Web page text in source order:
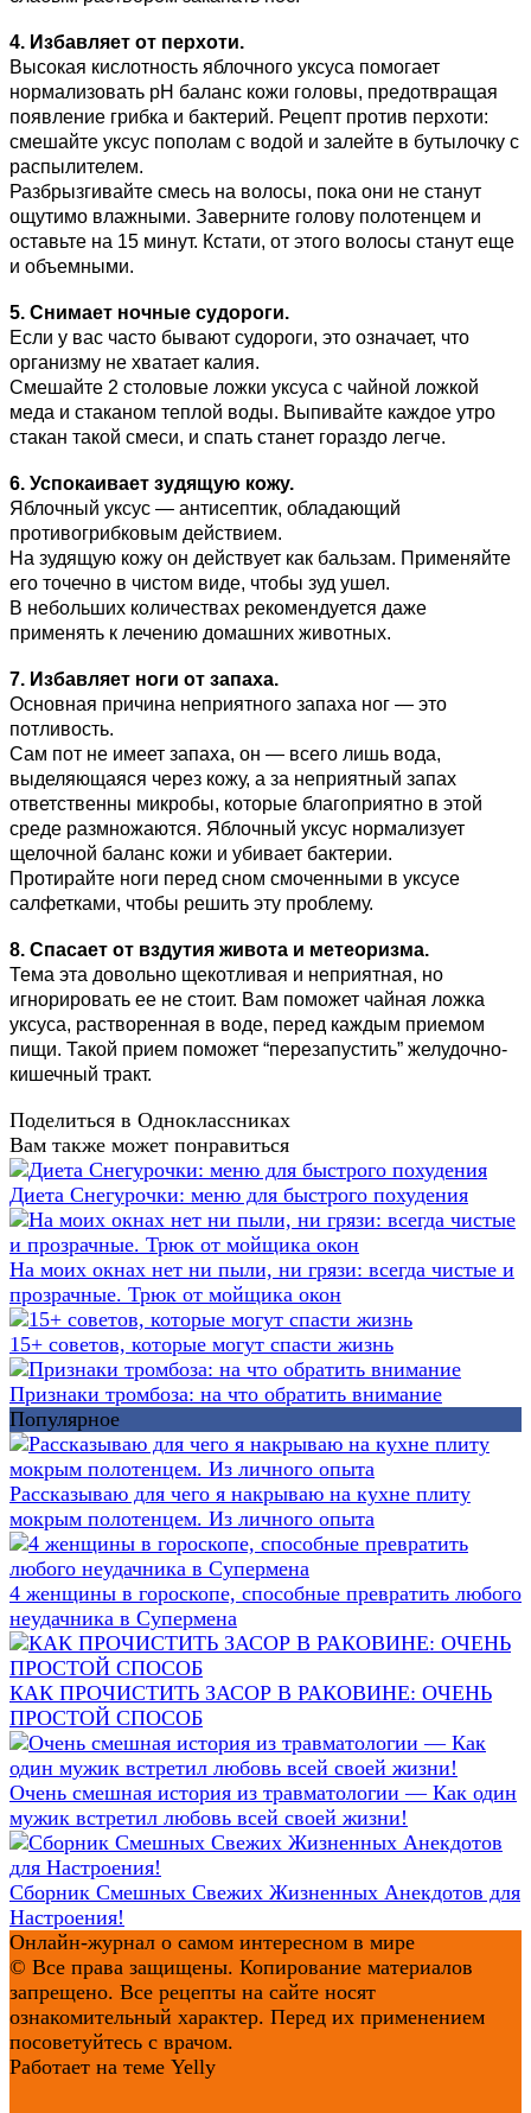
4. Избавляет от перхоти.
Высокая кислотность яблочного уксуса помогает
нормализовать pH баланс кожи головы, предотвращая
появление грибка и бактерий. Рецепт против перхоти:
смешайте уксус пополам с водой и залейте в бутылочку с
распылителем.
Разбрызгивайте смесь на волосы, пока они не станут
ощутимо влажными. Заверните голову полотенцем и
оставьте на 15 минут. Кстати, от этого волосы станут еще
и объемными.
5. Снимает ночные судороги.
Если у вас часто бывают судороги, это означает, что
организму не хватает калия.
Смешайте 2 столовые ложки уксуса с чайной ложкой
меда и стаканом теплой воды. Выпивайте каждое утро
стакан такой смеси, и спать станет гораздо легче.
6. Успокаивает зудящую кожу.
Яблочный уксус — антисептик, обладающий
противогрибковым действием.
На зудящую кожу он действует как бальзам. Применяйте
его точечно в чистом виде, чтобы зуд ушел.
В небольших количествах рекомендуется даже
применять к лечению домашних животных.
7. Избавляет ноги от запаха.
Основная причина неприятного запаха ног — это
потливость.
Сам пот не имеет запаха, он — всего лишь вода,
выделяющаяся через кожу, а за неприятный запах
ответственны микробы, которые благоприятно в этой
среде размножаются. Яблочный уксус нормализует
щелочной баланс кожи и убивает бактерии.
Протирайте ноги перед сном смоченными в уксусе
салфетками, чтобы решить эту проблему.
8. Спасает от вздутия живота и метеоризма.
Тема эта довольно щекотливая и неприятная, но
игнорировать ее не стоит. Вам поможет чайная ложка
уксуса, растворенная в воде, перед каждым приемом
пищи. Такой прием поможет “перезапустить” желудочно-
кишечный тракт.
Поделиться в Одноклассниках
Вам также может понравиться
Диета Снегурочки: меню для быстрого похудения
На моих окнах нет ни пыли, ни грязи: всегда чистые и
прозрачные. Трюк от мойщика окон
15+ советов, которые могут спасти жизнь
Признаки тромбоза: на что обратить внимание
Популярное
Рассказываю для чего я накрываю на кухне плиту
мокрым полотенцем. Из личного опыта
4 женщины в гороскопе, способные превратить любого
неудачника в Супермена
КАК ПРОЧИСТИТЬ ЗАСОР В РАКОВИНЕ: ОЧЕНЬ
ПРОСТОЙ СПОСОБ
Очень смешная история из травматологии — Как один
мужик встретил любовь всей своей жизни!
Сборник Смешных Свежих Жизненных Анекдотов для
Настроения!
Онлайн-журнал о самом интересном в мире
© Все права защищены. Копирование материалов
запрещено. Все рецепты на сайте носят
ознакомительный характер. Перед их применением
посоветуйтесь с врачом.
Работает на теме Yelly